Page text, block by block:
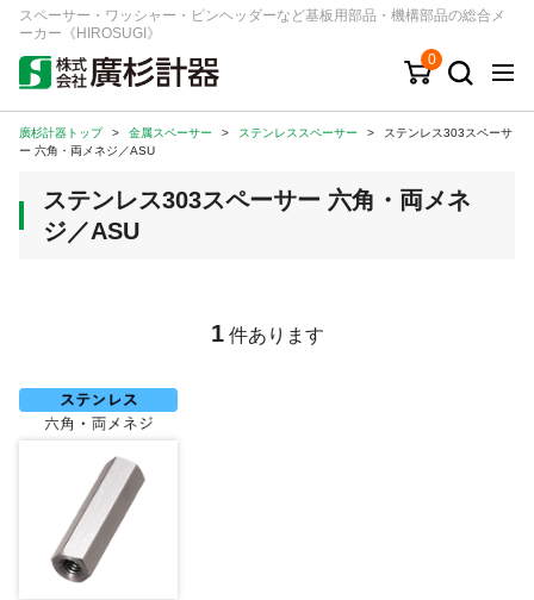
スペーサー・ワッシャー・ピンヘッダーなど基板用部品・機構部品の総合メ
ーカー《HIROSUGI》
0
キーワード 品番/シリーズ
商品カテゴリから探す
ジャンルから探す
注文・見積りについて
ご利用ガイド
お問い合わせ窓口
会社情報
廣杉計器トップ > 金属スペーサー > ステンレススペーサー >
ステンレス303スペーサ
ー 六角・両メネジ／ASU
ステンレス303スペーサー 六角・両メネ
ジ／ASU
1 件あります